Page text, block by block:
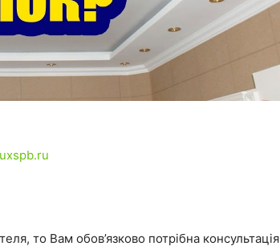
то Вам обов’язково потрібна консультація